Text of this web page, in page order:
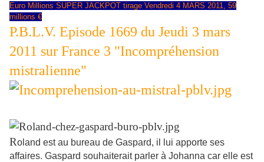
Euro Millions SUPER JACKPOT tirage Vendredi 4 MARS 2011, 59
millions €
P.B.L.V. Episode 1669 du Jeudi 3 mars
2011 sur France 3 "Incompréhension
mistralienne"
Roland est au bureau de Gaspard, il lui apporte ses
affaires. Gaspard souhaiterait parler à Johanna car elle est